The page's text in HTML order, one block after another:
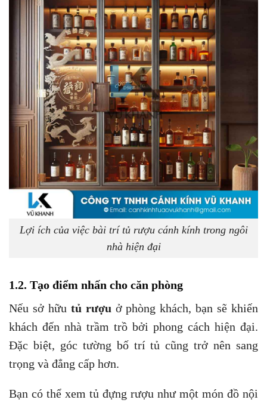
Lợi ích của việc bài trí tủ rượu cánh kính trong ngôi
nhà hiện đại
1.2. Tạo điểm nhấn cho căn phòng
Nếu sở hữu tủ rượu ở phòng khách, bạn sẽ khiến
khách đến nhà trầm trồ bởi phong cách hiện đại.
Đặc biệt, góc tường bố trí tủ cũng trở nên sang
trọng và đẳng cấp hơn.
Bạn có thể xem tủ đựng rượu như một món đồ nội